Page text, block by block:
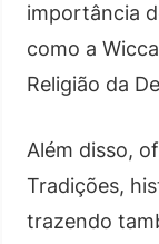
importância
como a
Religião da
Além disso,
Tradições,
trazendo